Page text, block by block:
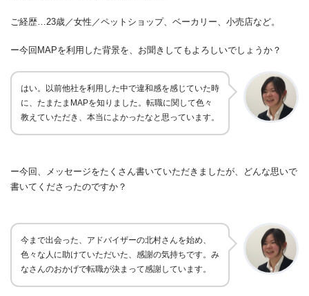
ご経歴…23歳／女性／ペットショップ、ベーカリー、小売店など。
ー今回 MAPを利用した背景を、お聞きしてもよろしいでしょうか？
はい。以前他社を利用した中で違和感を感じていた時
に、たまたま MAPを知りました。転職に関して色々
教えていただき、本当によかったなと思っています。
ー今回、メッセージをたくさん書いていただきましたが、
どんな思いで
書いてくださったのですか？
今まで出会った、アドバイザーの北村さんを始め、
色々な人に助けていただいた、感謝の気持ちです。 み
なさんのおかげで転職が決まって感謝しています。